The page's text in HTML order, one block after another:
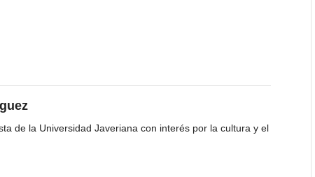
de la Universidad Javeriana con interés por la cultura y el